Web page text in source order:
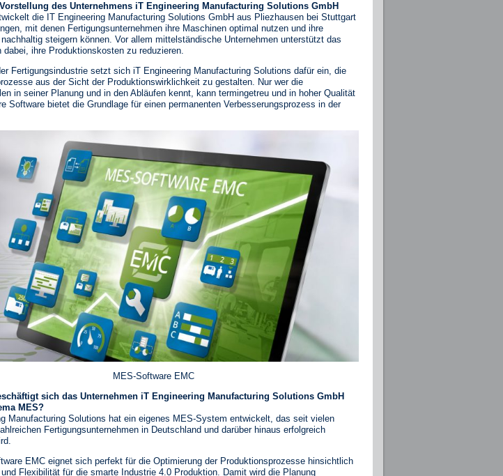
des Unternehmens iT Engineering Manufacturing Solutions GmbH
die IT Engineering Manufacturing Solutions GmbH aus Pliezhausen bei Stuttgart
mit denen Fertigungsunternehmen ihre Maschinen optimal nutzen und ihre
steigern können. Vor allem mittelständische Unternehmen unterstützt das
dabei, ihre Produktionskosten zu reduzieren.
Fertigungsindustrie setzt sich iT Engineering Manufacturing Solutions dafür ein, die
aus der Sicht der Produktionswirklichkeit zu gestalten. Nur wer die
in seiner Planung und in den Abläufen kennt, kann termingetreu und in hoher Qualität
Software bietet die Grundlage für einen permanenten Verbesserungsprozess in der
MES-Software EMC
sich das Unternehmen iT Engineering Manufacturing Solutions GmbH
MES?
Manufacturing Solutions hat ein eigenes MES-System entwickelt, das seit vielen
Fertigungsunternehmen in Deutschland und darüber hinaus erfolgreich
EMC eignet sich perfekt für die Optimierung der Produktionsprozesse hinsichtlich
Flexibilität für die smarte Industrie 4.0 Produktion. Damit wird die Planung